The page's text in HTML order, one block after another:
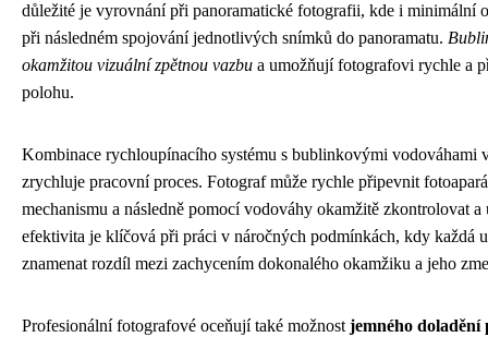
důležité je vyrovnání při panoramatické fotografii, kde i minimální
při následném spojování jednotlivých snímků do panoramatu.
okamžitou vizuální zpětnou vazbu a umožňují fotografovi rychle a
polohu.
Kombinace rychloupínacího systému s bublinkovými vodováhami
zrychluje pracovní proces. Fotograf může rychle připevnit
mechanismu a následně pomocí vodováhy okamžitě zkontrolovat
efektivita je klíčová při práci v náročných podmínkách, kdy každá
znamenat rozdíl mezi zachycením dokonalého okamžiku a jeho
Profesionální fotografové oceňují také možnost jemného